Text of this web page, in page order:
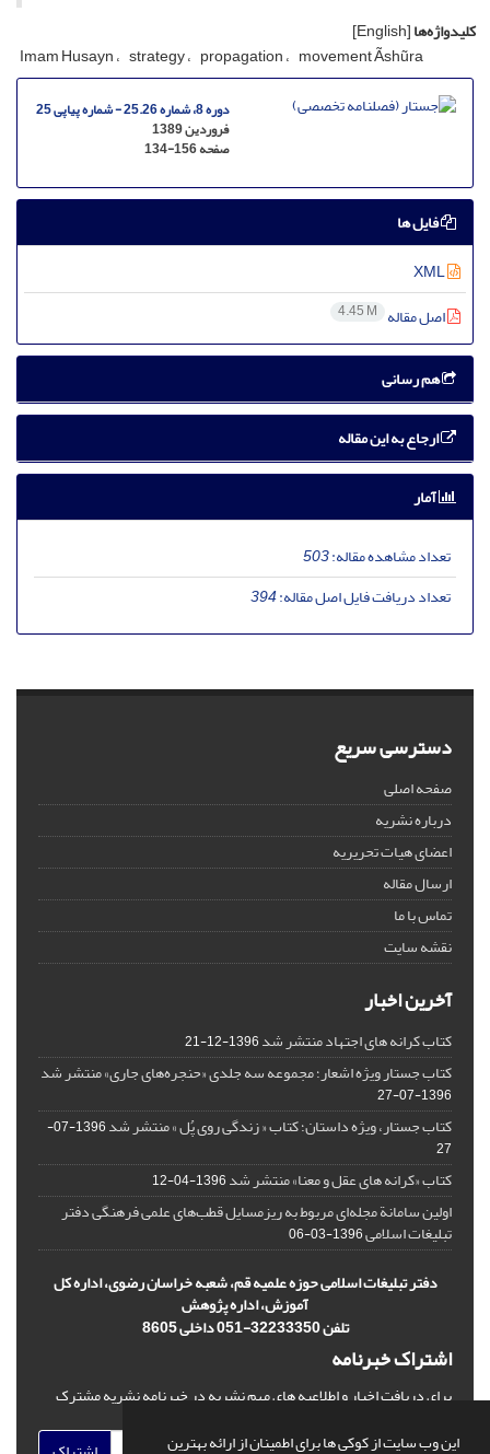
این وب سایت از کوکی ها برای اطمینان از ارائه بهترین
کلیدواژه‌ها[English]
Imam Husayn strategy propagation movement Ãshũra
دوره 8، شماره 25.26 - شماره پیاپی 25
فروردین 1389
صفحه134-156
فایل ها
اصل مقاله 4.45 M
هم رسانی
ارجاع به این مقاله
آمار
تعداد مشاهده مقاله:503
تعداد دریافت فایل اصل مقاله:394
دسترسی سریع
صفحه اصلی
درباره نشریه
اعضای هیات تحریریه
ارسال مقاله
تماس با ما
نقشه سایت
آخرین اخبار
کتاب کرانه های اجتهاد منتشر شد1396-12-21
کتاب جستار ویژه اشعار؛ مجموعه سه جلدی «حنجره‌های جاری» منتشر شد
1396-07-27
کتاب جستار، ویژه داستان؛ کتاب « زندگی روی پُل » منتشر شد
1396-07-
27
کتاب «کرانه های عقل و معنا» منتشر شد1396-04-12
اولین سامانة مجله‌ای مربوط به ریزمسایل‌ قطب‌های علمی فرهنگی دفتر
تبلیغات اسلامی1396-03-06
دفتر تبلیغات اسلامی حوزه علمیه قم، شعبه خراسان رضوی، اداره کل
آموزش، اداره پژوهش
تلفن 32233350-051 داخلی 8605
اشتراک خبرنامه
برای دریافت اخبار و اطلاعیه های مهم نشریه در خبرنامه نشریه مشترک